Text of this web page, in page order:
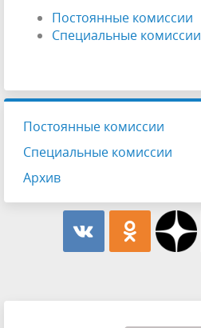
Постоянные комиссии
Специальные комиссии
Постоянные комиссии
Специальные комиссии
Архив